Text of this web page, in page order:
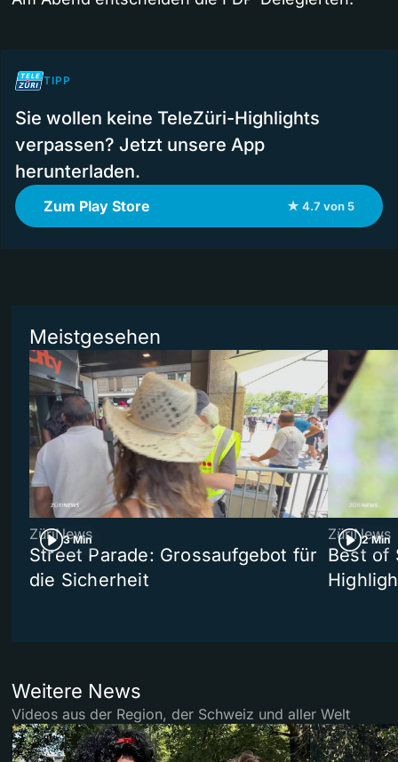
TIPP
Sie wollen keine TeleZüri-Highlights
verpassen? Jetzt unsere App
herunterladen.
Zum Play Store ★ 4.7 von 5
Meistgesehen
3 Min
ZüriNews
Street Parade: Grossaufgebot für
die Sicherheit
2 Min
ZüriNews
Best of
Weitere News
Videos aus der Region, der Schweiz und aller Welt